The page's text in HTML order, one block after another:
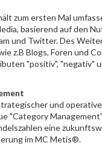
zum ersten Mal
basierend auf den
und Twitter. Des
z.B Blogs, Foren und
"positiv", "negativ"
und
"Category
eine
im MC Metis®.